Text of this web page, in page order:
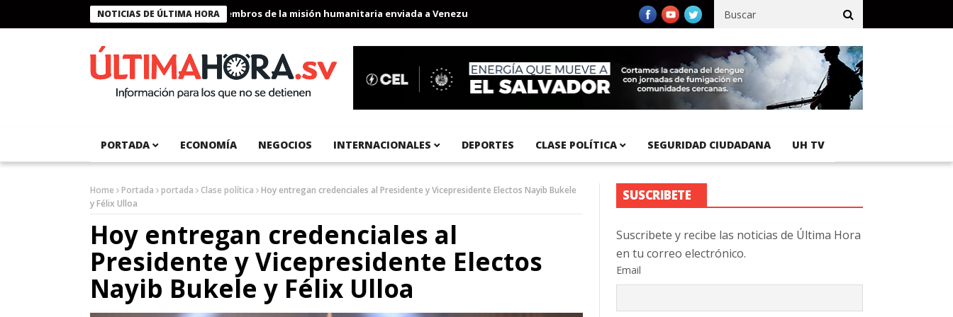
NOTICIAS DE ÚLTIMA HORA
Presidente Bukele condecora a miembros de la misión humanitaria enviada a Venezuela Aeropuerto Internacional del Pacífico registra 92 % de avance en obras de terracería
PORTADA ECONOMÍA NEGOCIOS INTERNACIONALES DEPORTES CLASE POLÍTICA SEGURIDAD CIUDADANA UH TV
Home Portada portada Clase política
Hoy entregan credenciales al Presidente y Vicepresidente Electos Nayib Bukele
y Félix Ulloa
Hoy entregan credenciales al
Presidente y Vicepresidente Electos
Nayib Bukele y Félix Ulloa
SUSCRIBETE
Suscribete y recibe las noticias de Última Hora
en tu correo electrónico.
Email